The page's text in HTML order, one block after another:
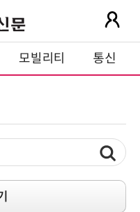
모빌리티 통신